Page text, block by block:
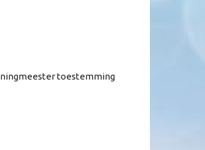
toestemming